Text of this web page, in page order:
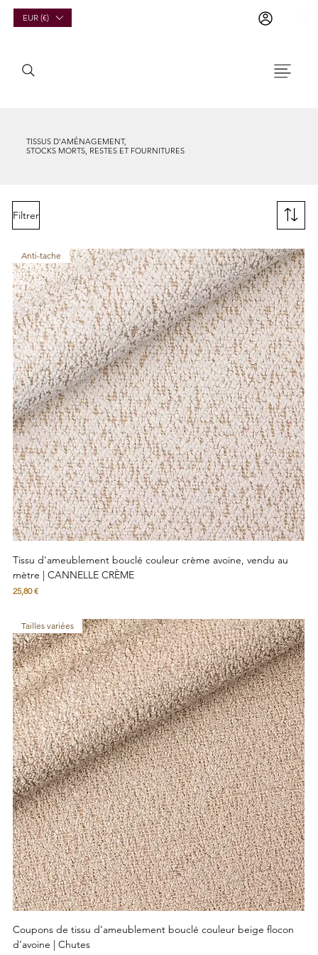
EUR (€)
TISSUS D'AMÉNAGEMENT,
STOCKS MORTS, RESTES ET FOURNITURES
Filtrer
Anti-tache
Tissu d'ameublement bouclé couleur crème avoine, vendu au
mètre | CANNELLE CRÈME
Prix
25,80 €
Tailles variées
Coupons de tissu d’ameublement bouclé couleur beige flocon
d’avoine | Chutes